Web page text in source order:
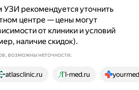
рекомендуется уточнить
центре — цены могут
от клиники и условий
наличие скидок).
возможны неточности.
atlasclinic.ru l-med.ru